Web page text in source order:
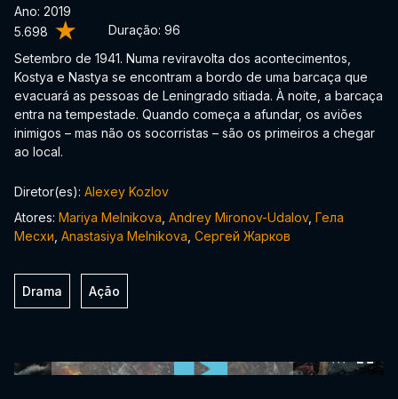
5.698 Duração: 96
Ano: 2019
Setembro de 1941. Numa reviravolta dos acontecimentos,
Kostya e Nastya se encontram a bordo de uma barcaça que
evacuará as pessoas de Leningrado sitiada. À noite, a barcaça
entra na tempestade. Quando começa a afundar, os aviões
inimigos – mas não os socorristas – são os primeiros a chegar
ao local.
Diretor(es): Alexey Kozlov
Atores: Mariya Melnikova Andrey Mironov-Udalov, Гела
Месхи Anastasiya Melnikova Сергей Жарков
Drama Ação